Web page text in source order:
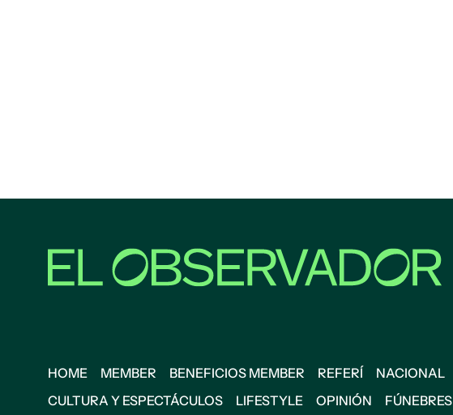
HOME MEMBER BENEFICIOS MEMBER REFERÍ NACIONAL
CULTURA Y ESPECTÁCULOS
LIFESTYLE OPINIÓN FÚNEBRES